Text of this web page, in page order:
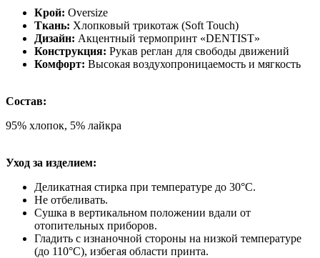
Крой: Oversize
Ткань: Хлопковый трикотаж (Soft Touch)
Дизайн: Акцентный термопринт «DENTIST»
Конструкция: Рукав реглан для свободы движений
Комфорт: Высокая воздухопроницаемость и мягкость
Состав:
95% хлопок, 5% лайкра
Уход за изделием:
Деликатная стирка при температуре до 30°C.
Не отбеливать.
Сушка в вертикальном положении вдали от
отопительных приборов.
Гладить с изнаночной стороны на низкой температуре
(до 110°C), избегая области принта.